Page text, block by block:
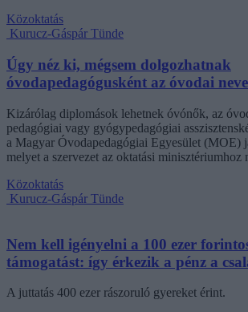
Közoktatás
Kurucz-Gáspár Tünde
Úgy néz ki, mégsem dolgozhatnak
óvodapedagógusként az óvodai
Kizárólag diplomások lehetnek óvónők, az
pedagógiai vagy gyógypedagógiai
a Magyar Óvodapedagógiai Egyesület (MOE)
melyet a szervezet az oktatási minisztériumhoz
Közoktatás
Kurucz-Gáspár Tünde
Nem kell igényelni a 100 ezer
támogatást: így érkezik a pénz a
A juttatás 400 ezer rászoruló gyereket érint.